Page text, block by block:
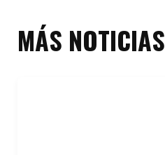
MÁS NOTICIAS